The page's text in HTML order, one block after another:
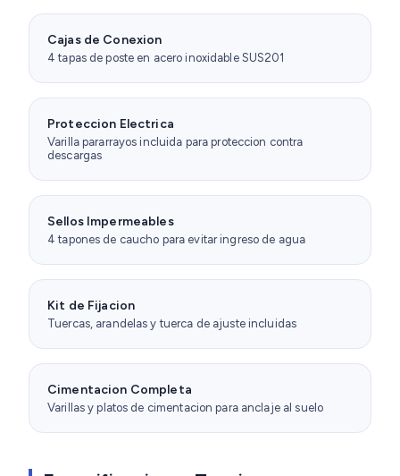
Cajas de Conexion
4 tapas de poste en acero inoxidable SUS201
Proteccion Electrica
Varilla pararrayos incluida para proteccion contra
descargas
Sellos Impermeables
4 tapones de caucho para evitar ingreso de agua
Kit de Fijacion
Tuercas, arandelas y tuerca de ajuste incluidas
Cimentacion Completa
Varillas y platos de cimentacion para anclaje al suelo